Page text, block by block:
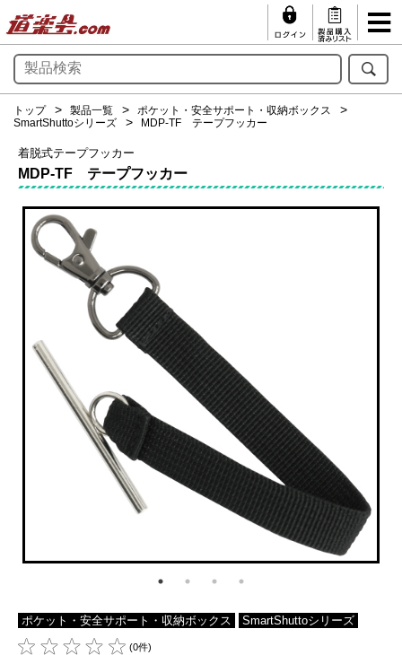
トップ 製品一覧
ポケット・安全サポート・収納ボックス
SmartShuttoシリーズ
MDP-TF テープフッカー
着脱式テープフッカー
MDP-TF テープフッカー
ポケット・安全サポート・収納ボックス SmartShuttoシリーズ
(0件)